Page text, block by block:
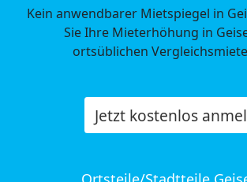
Kein anwendbarer Mietspiegel in
Sie Ihre Mieterhöhung in
ortsüblichen
Jetzt kostenlos